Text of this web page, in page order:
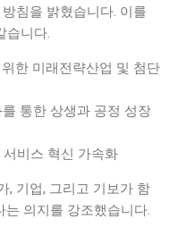
침을 밝혔습니다. 이를
습니다.
한 미래전략산업 및 첨단
통한 상생과 공정 성장
비스 혁신 가속화
, 기업, 그리고 기보가 함
의지를 강조했습니다.